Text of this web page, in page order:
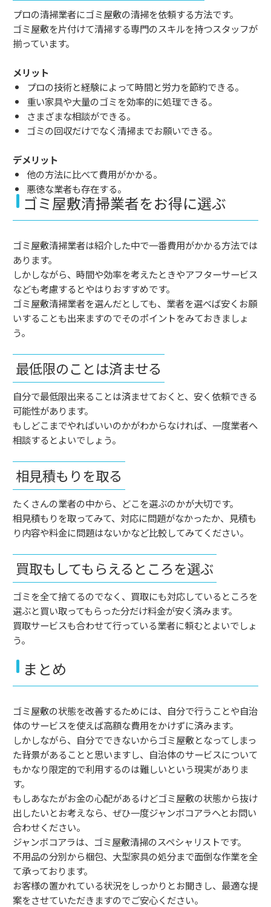
プロの清掃業者にゴミ屋敷の清掃を依頼する方法です。
ゴミ屋敷を片付けて清掃する専門のスキルを持つスタッフが
揃っています。
メリット
プロの技術と経験によって時間と労力を節約できる。
重い家具や大量のゴミを効率的に処理できる。
さまざまな相談ができる。
ゴミの回収だけでなく清掃までお願いできる。
デメリット
他の方法に比べて費用がかかる。
悪徳な業者も存在する。
ゴミ屋敷清掃業者をお得に選ぶ
ゴミ屋敷清掃業者は紹介した中で一番費用がかかる方法では
あります。
しかしながら、時間や効率を考えたときやアフターサービス
なども考慮するとやはりおすすめです。
ゴミ屋敷清掃業者を選んだとしても、業者を選べば安くお願
いすることも出来ますのでそのポイントをみておきましょ
う。
最低限のことは済ませる
自分で最低限出来ることは済ませておくと、安く依頼できる
可能性があります。
もしどこまでやればいいのかがわからなければ、一度業者へ
相談するとよいでしょう。
相見積もりを取る
たくさんの業者の中から、どこを選ぶのかが大切です。
相見積もりを取ってみて、対応に問題がなかったか、見積も
り内容や料金に問題はないかなど比較してみてください。
買取もしてもらえるところを選ぶ
ゴミを全て捨てるのでなく、買取にも対応しているところを
選ぶと買い取ってもらった分だけ料金が安く済みます。
買取サービスも合わせて行っている業者に頼むとよいでしょ
う。
まとめ
ゴミ屋敷の状態を改善するためには、自分で行うことや自治
体のサービスを使えば高額な費用をかけずに済みます。
しかしながら、自分でできないからゴミ屋敷となってしまっ
た背景があることと思いますし、自治体のサービスについて
もかなり限定的で利用するのは難しいという現実がありま
す。
もしあなたがお金の心配があるけどゴミ屋敷の状態から抜け
出したいとお考えなら、ぜひ一度ジャンボコアラへとお問い
合わせください。
ジャンボコアラは、ゴミ屋敷清掃のスペシャリストです。
不用品の分別から梱包、大型家具の処分まで面倒な作業を全
て承っております。
お客様の置かれている状況をしっかりとお聞きし、最適な提
案をさせていただきますのでご安心ください。